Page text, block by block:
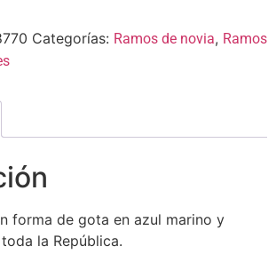
Categorías: Ramos de novia, Ramos
forma de gota en azul marino y
la República.